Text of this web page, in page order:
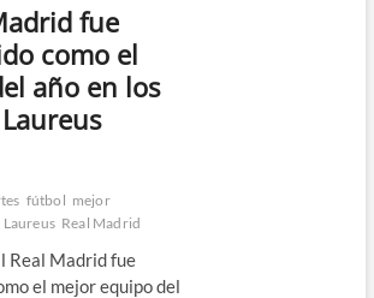
fue
como el
año en los
fútbol mejor
Laureus Real Madrid
Real Madrid fue
el mejor equipo del